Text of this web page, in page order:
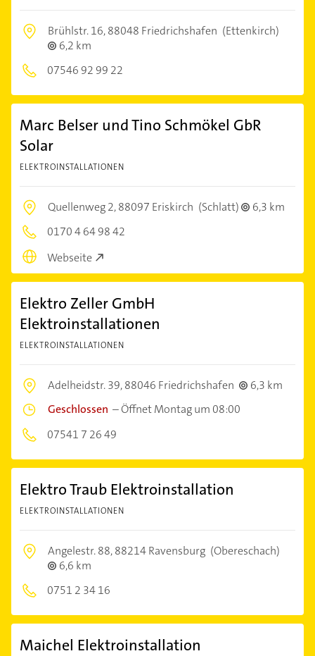
Brühlstr. 16,88048 Friedrichshafen (Ettenkirch)
6,2 km
07546 92 99 22
Marc Belser und Tino Schmökel GbR
Solar
ELEKTROINSTALLATIONEN
Quellenweg 2,88097 Eriskirch (Schlatt)
6,3 km
0170 4 64 98 42
Webseite
Elektro Zeller GmbH
Elektroinstallationen
ELEKTROINSTALLATIONEN
Adelheidstr. 39,88046 Friedrichshafen
6,3 km
Geschlossen –Öffnet Montag um 08:00
07541 7 26 49
Elektro Traub Elektroinstallation
ELEKTROINSTALLATIONEN
Angelestr. 88,88214 Ravensburg (Obereschach)
6,6 km
0751 2 34 16
Maichel Elektroinstallation